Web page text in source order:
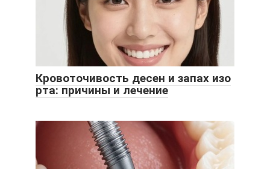
Кровоточивость десен и запах изо
рта: причины и лечение